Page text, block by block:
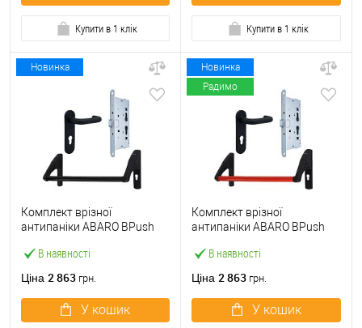
Купити в 1 клік Купити в 1 клік
Новинка
В наявності
Комплект врізної
антипаніки ABARO BPush
чорний із замком та ручкою
Ціна 2 863 грн.
У кошик
Новинка
Радимо
В наявності
Комплект врізної
антипаніки ABARO BPush
червоний із замком та
Ціна 2 863 грн.
У кошик